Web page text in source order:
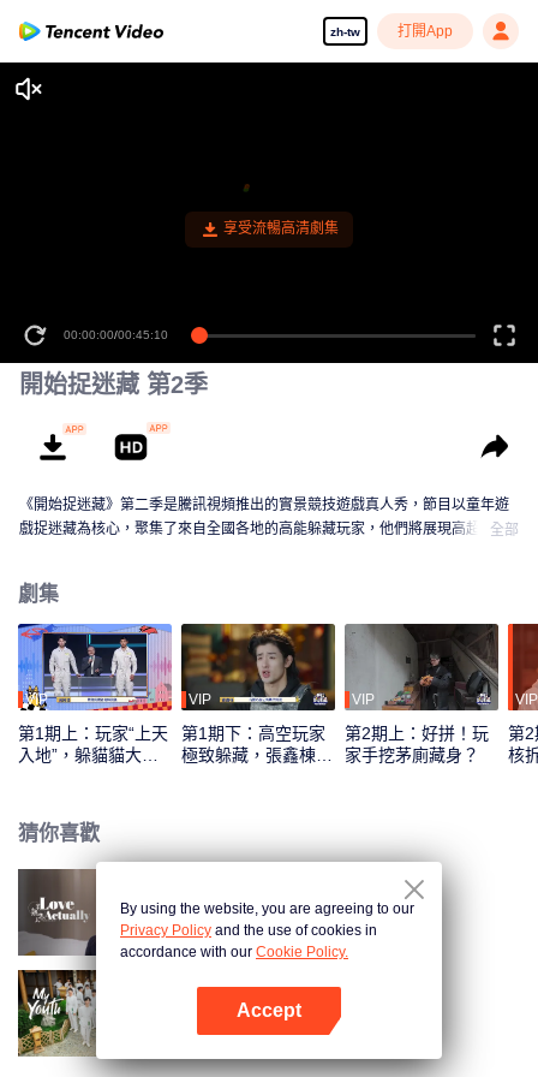
zh-tw 打開App
享受流暢高清劇集
00:00:00/00:45:10
開始捉迷藏 第2季
《開始捉迷藏》第二季是騰訊視頻推出的實景競技遊戲真人秀，節目以童年遊
戲捉迷藏為核心，聚集了來自全國各地的高能躲藏玩家，他們將展現高超的手
全部
劇集
VIP
第1期上：玩家“上天
入地”，躲貓貓大戰
VIP
第1期下：高空玩家
極致躲藏，張鑫棟破
VIP
第2期上：好拼！玩
家手挖茅廁藏身？
VIP
第2
核
猜你喜歡
半熟戀人
少年行
By using the website, you are agreeing to our
Privacy Policy and the use of cookies in
accordance with our Cookie Policy.
Accept